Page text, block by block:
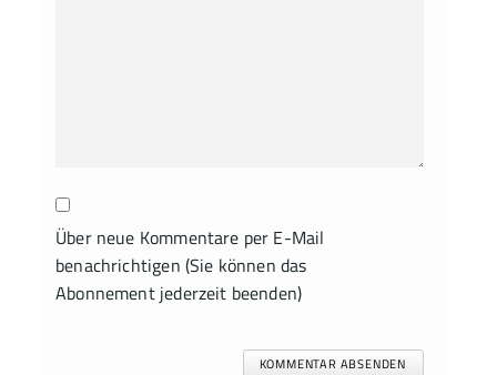
Über neue Kommentare per E-Mail
benachrichtigen (Sie können das
Abonnement jederzeit beenden)